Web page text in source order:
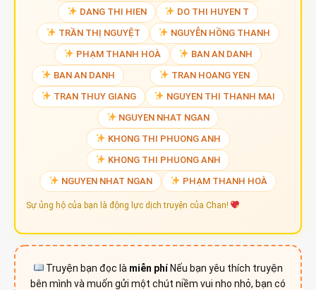
DANG THI HIEN
DO THI HUYEN T
TRẦN THỊ NGUYỆT
NGUYỄN HỒNG THANH
PHẠM THANH HOÀ
BAN AN DANH
BAN AN DANH
TRAN HOANG YEN
TRAN THUY GIANG
NGUYEN THI THANH MAI
NGUYEN NHAT NGAN
KHONG THI PHUONG ANH
KHONG THI PHUONG ANH
NGUYEN NHAT NGAN
PHẠM THANH HOÀ
Sự ủng hộ của bạn là động lực dịch truyện của Chan!
Truyện bạn đọc là miễn phíNếu bạn yêu thích truyện
bên mình và muốn gửi một chút niềm vui nho nhỏ, bạn có